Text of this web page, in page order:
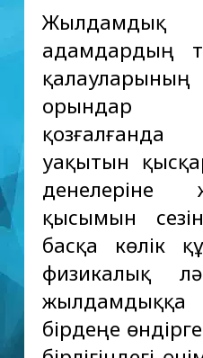
адамдардың
қалауларының
орындар
қозғалғанда
уақытын
денелеріне
қысымын
басқа көлік
физикалық
жылдамдыққа
бірдеңе